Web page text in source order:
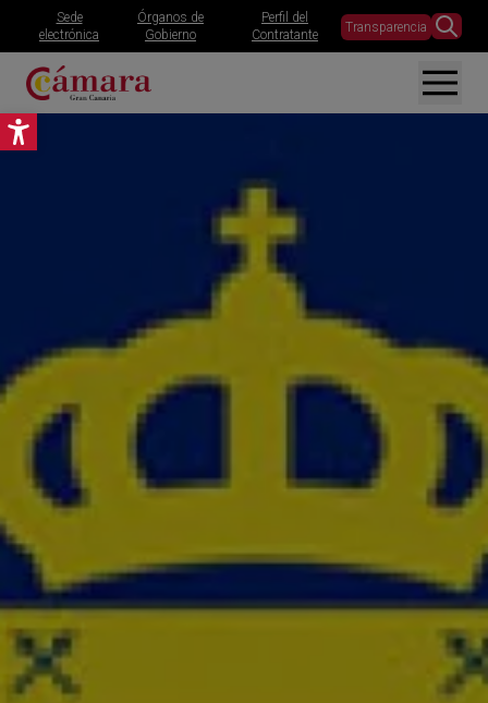
Abrir barra de herramientas
Sede
electrónica
Órganos de
Gobierno
Perfil del
Contratante
Transparencia